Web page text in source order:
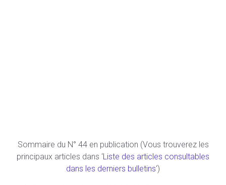
Sommaire du N° 44 en publication (Vous trouverez les
principaux articles dans ‘Liste des articles consultables
dans les derniers bulletins‘)